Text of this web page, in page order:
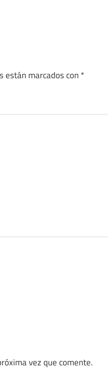
están marcados con *
vez que comente.